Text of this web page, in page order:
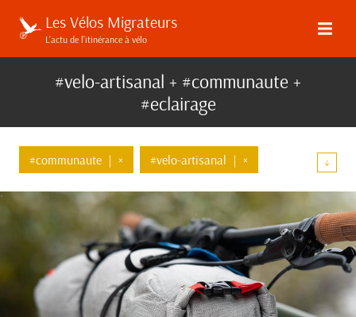
Les Vélos Migrateurs
L’actu de l’itinérance à vélo
#velo-artisanal + #communaute +
#eclairage
#communaute | × #velo-artisanal | ×
#eclairage | × #surly #bombtrack
#revelate-designs #garmin #ass-savers
#musguard #veloci #sqlab
↓